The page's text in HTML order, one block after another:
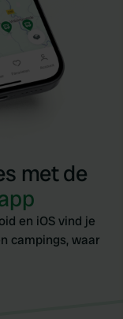
met de
en iOS vind je
campings, waar